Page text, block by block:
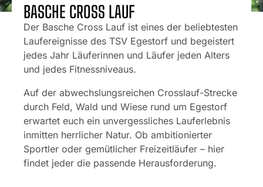
BASCHE CROSS LAUF
Der Basche Cross Lauf ist eines der beliebtesten
Laufereignisse des TSV Egestorf und begeistert
jedes Jahr Läuferinnen und Läufer jeden Alters
und jedes Fitnessniveaus.
Auf der abwechslungsreichen Crosslauf-Strecke
durch Feld, Wald und Wiese rund um Egestorf
erwartet euch ein unvergessliches Lauferlebnis
inmitten herrlicher Natur. Ob ambitionierter
Sportler oder gemütlicher Freizeitläufer – hier
findet jeder die passende Herausforderung.